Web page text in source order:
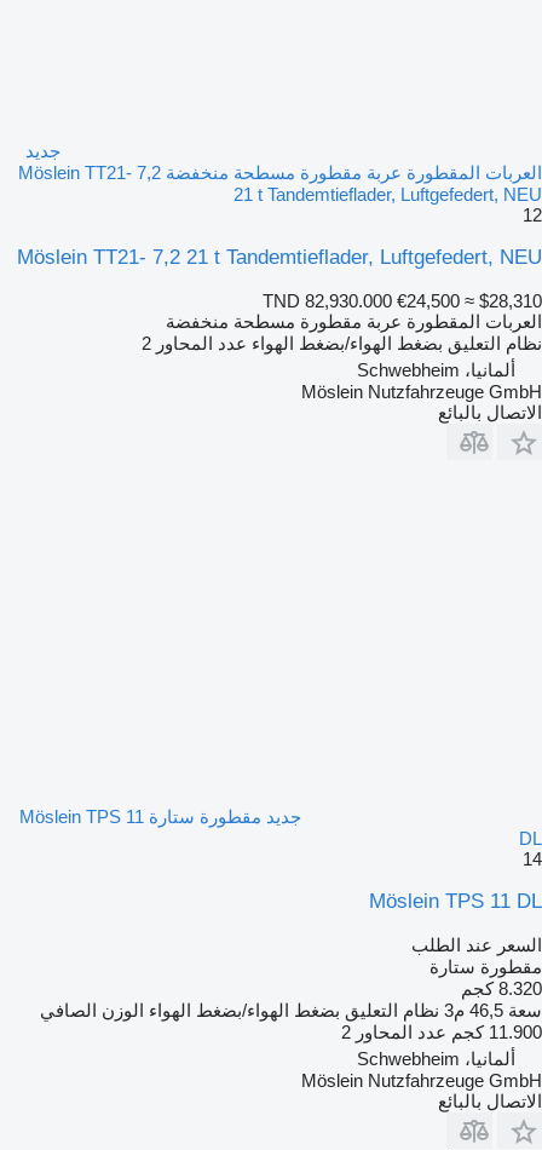
جديد
العربات المقطورة عربة مقطورة مسطحة منخفضة Möslein TT21- 7,2
21 t Tandemtieflader, Luftgefedert, NEU
12
Möslein TT21- 7,2 21 t Tandemtieflader, Luftgefedert, NEU
TND 82,930.000 €24,500 ≈ $28,310
العربات المقطورة عربة مقطورة مسطحة منخفضة
نظام التعليق بضغط الهواء/بضغط الهواء عدد المحاور 2
ألمانيا، Schwebheim
Möslein Nutzfahrzeuge GmbH
الاتصال بالبائع
جديد مقطورة ستارة Möslein TPS 11
DL
14
Möslein TPS 11 DL
السعر عند الطلب
مقطورة ستارة
8.320 كجم
سعة 46,5 م3 نظام التعليق بضغط الهواء/بضغط الهواء الوزن الصافي
11.900 كجم
عدد المحاور 2
ألمانيا، Schwebheim
Möslein Nutzfahrzeuge GmbH
الاتصال بالبائع